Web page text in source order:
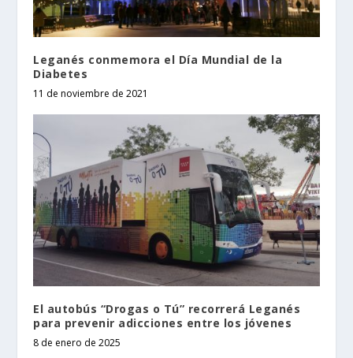
Leganés conmemora el Día Mundial de la
Diabetes
11 de noviembre de 2021
El autobús “Drogas o Tú” recorrerá Leganés
para prevenir adicciones entre los jóvenes
8 de enero de 2025